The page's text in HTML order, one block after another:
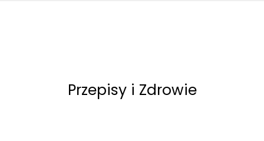
Przepisy i Zdrowie